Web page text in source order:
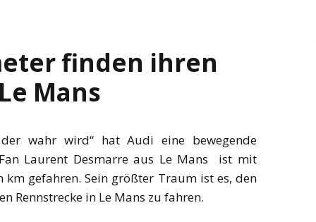
finden ihren
Mans
wahr wird“ hat Audi eine bewegende
Laurent Desmarre aus Le Mans ist mit
gefahren. Sein größter Traum ist es, den
Rennstrecke in Le Mans zu fahren.